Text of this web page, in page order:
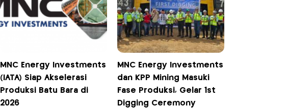
MNC Energy Investments
(IATA) Siap Akselerasi
Produksi Batu Bara di
2026
MNC Energy Investments
dan KPP Mining Masuki
Fase Produksi, Gelar 1st
Digging Ceremony